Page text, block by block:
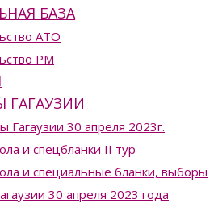
БАЗА
ATO
РМ
ГАГАУЗИИ
Гагаузии 30 апреля 2023г.
и спецбланки II тур
и специальные бланки, выборы
30 апреля 2023 года